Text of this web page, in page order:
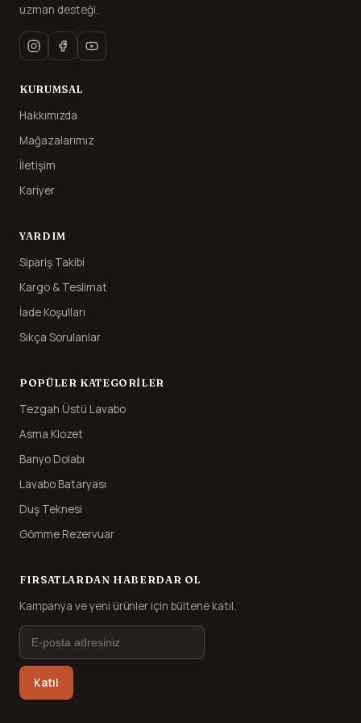
uzman desteği.
KURUMSAL
Hakkımızda
Mağazalarımız
İletişim
Kariyer
YARDIM
Sipariş Takibi
Kargo & Teslimat
İade Koşulları
Sıkça Sorulanlar
POPÜLER KATEGORILER
Tezgah Üstü Lavabo
Asma Klozet
Banyo Dolabı
Lavabo Bataryası
Duş Teknesi
Gömme Rezervuar
FIRSATLARDAN HABERDAR OL
Kampanya ve yeni ürünler için bültene katıl.
Katıl